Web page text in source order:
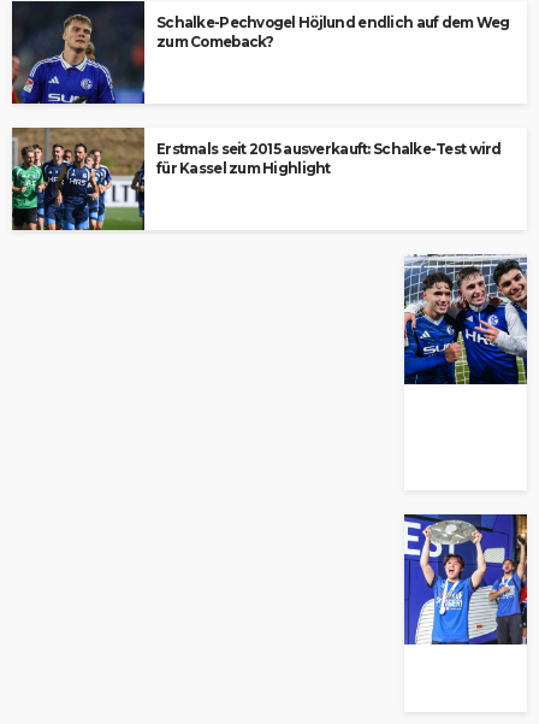
Schalke-Pechvogel Höjlund endlich auf dem Weg
zum Comeback?
Erstmals seit 2015 ausverkauft: Schalke-Test wird
für Kassel zum Highlight